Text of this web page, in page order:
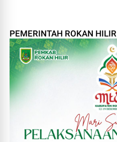
PEMERINTAH ROKAN HILIR